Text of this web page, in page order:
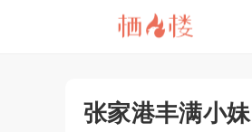
张家港丰满小妹